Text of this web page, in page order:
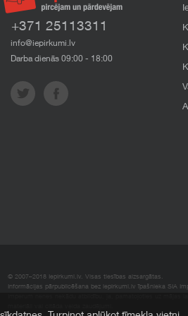
+371 25113311
info@iepirkumi.lv
Darba dienās 09:00 - 18:00
© 2007–2018 Iepirkumi.lv. Visas tiesības aizsargātas.
Informācijas pārpublicēšana bez iepirkumi.lv īpašnieka SIA